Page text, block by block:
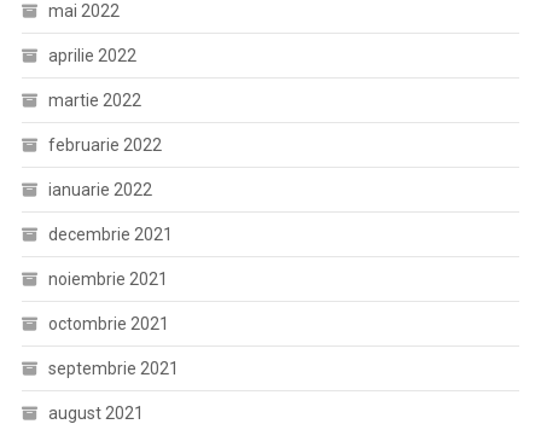
mai 2022
aprilie 2022
martie 2022
februarie 2022
ianuarie 2022
decembrie 2021
noiembrie 2021
octombrie 2021
septembrie 2021
august 2021